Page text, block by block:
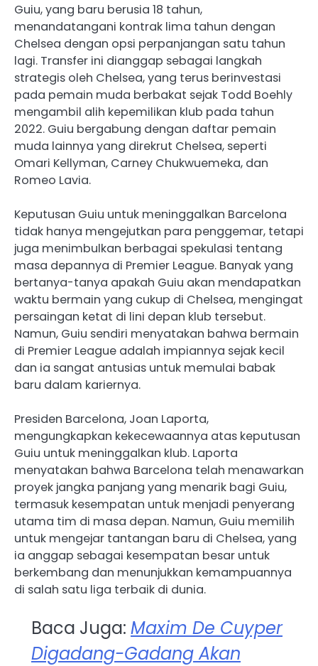
Guiu, yang baru berusia 18 tahun,
menandatangani kontrak lima tahun dengan
Chelsea dengan opsi perpanjangan satu tahun
lagi. Transfer ini dianggap sebagai langkah
strategis oleh Chelsea, yang terus berinvestasi
pada pemain muda berbakat sejak Todd Boehly
mengambil alih kepemilikan klub pada tahun
2022. Guiu bergabung dengan daftar pemain
muda lainnya yang direkrut Chelsea, seperti
Omari Kellyman, Carney Chukwuemeka, dan
Romeo Lavia.
Keputusan Guiu untuk meninggalkan Barcelona
tidak hanya mengejutkan para penggemar, tetapi
juga menimbulkan berbagai spekulasi tentang
masa depannya di Premier League. Banyak yang
bertanya-tanya apakah Guiu akan mendapatkan
waktu bermain yang cukup di Chelsea, mengingat
persaingan ketat di lini depan klub tersebut.
Namun, Guiu sendiri menyatakan bahwa bermain
di Premier League adalah impiannya sejak kecil
dan ia sangat antusias untuk memulai babak
baru dalam kariernya.
Presiden Barcelona, Joan Laporta,
mengungkapkan kekecewaannya atas keputusan
Guiu untuk meninggalkan klub. Laporta
menyatakan bahwa Barcelona telah menawarkan
proyek jangka panjang yang menarik bagi Guiu,
termasuk kesempatan untuk menjadi penyerang
utama tim di masa depan. Namun, Guiu memilih
untuk mengejar tantangan baru di Chelsea, yang
ia anggap sebagai kesempatan besar untuk
berkembang dan menunjukkan kemampuannya
di salah satu liga terbaik di dunia.
Baca Juga: Maxim De Cuyper
Digadang-Gadang Akan